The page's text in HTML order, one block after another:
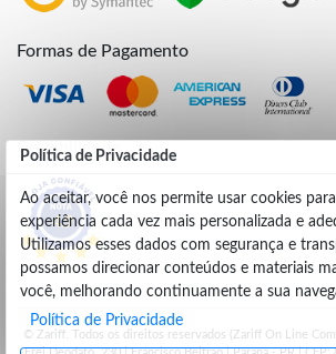
Política de Privacidade
Ao aceitar, você nos permite usar cookies
experiência cada vez mais personalizada e
Utilizamos esses dados com segurança e
possamos direcionar conteúdos e materiais
você, melhorando continuamente a sua
Política de Privacidade
Formas de Pagamento
Credibilidade
4.9
© Zariff. Todos os direitos reservados (Zariff On Line